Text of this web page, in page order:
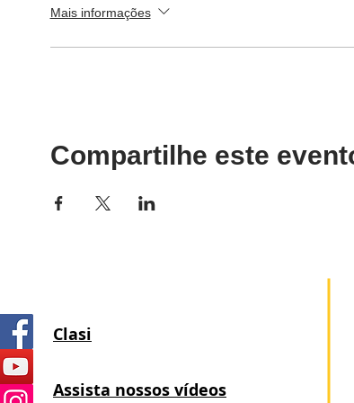
Mais informações
Compartilhe este
Clasi
Assista nossos vídeos